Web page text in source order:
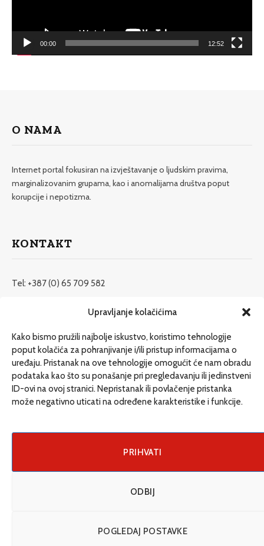
Upravljanje kolačićima
Kako bismo pružili najbolje iskustvo, koristimo tehnologije
poput kolačića za pohranjivanje i/ili pristup informacijama o
uređaju. Pristanak na ove tehnologije omogućit će nam obradu
podataka kao što su ponašanje pri pregledavanju ili jedinstveni
ID-ovi na ovoj stranici. Nepristanak ili povlačenje pristanka
može negativno uticati na određene karakteristike i funkcije.
PRIHVATI
ODBIJ
POGLEDAJ POSTAVKE
00:00 12:52
O NAMA
Internet portal fokusiran na izvještavanje o ljudskim pravima,
marginalizovanim grupama, kao i anomalijama društva poput
korupcije i nepotizma.
KONTAKT
Tel: +387 (0) 65 709 582
redakcija@etrafika.net
Dosije
Drugi pišu
Društvo